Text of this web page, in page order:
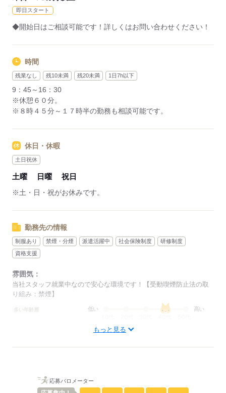
応募する
即日スタート
◆開始日はご相談可能です！詳しくはお問い合わせください！
時間
残業なし 残10未満 残20未満 1日7h以下
9：45～16：30
※休憩６０分。
※８時４５分～１７時半の勤務も相談可能です。
休日・休暇
土日祝休
土曜 日曜 祝日
※土・日・祝がお休みです。
勤務先の情報
制服あり 禁煙・分煙 派遣活躍中 社会保険制度
研修制度
資格支援
雰囲気：
当社スタッフ就業中なので安心な環境です！【受動喫煙防止法の取
り組み：禁煙】
低い 高い
男性
職場の様子 しずか
もっと見る
応募バロメーター